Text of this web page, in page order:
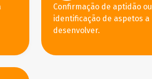
Confirmação de aptidão ou
identificação de aspetos a
desenvolver.